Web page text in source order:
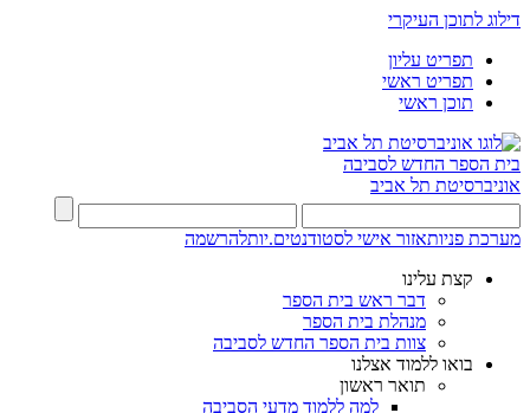
דילוג לתוכן העיקרי
תפריט עליון
תפריט ראשי
תוכן ראשי
בית הספר החדש לסביבה
אוניברסיטת תל אביב
מערכת פניותאזור אישי לסטודנטים.יותלהרשמה
קצת עלינו
דבר ראש בית הספר
מנהלת בית הספר
צוות בית הספר החדש לסביבה
בואו ללמוד אצלנו
תואר ראשון
למה ללמוד מדעי הסביבה